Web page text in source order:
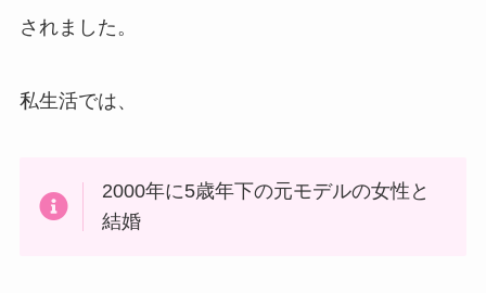
されました。
私生活では、
2000年に5歳年下の元モデルの女性と
結婚